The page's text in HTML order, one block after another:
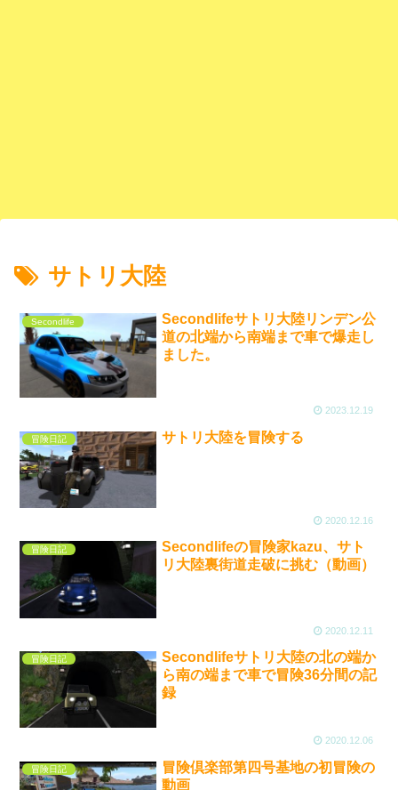
サトリ大陸
Secondlife
Secondlifeサトリ大陸リンデン公
道の北端から南端まで車で爆走し
ました。
2023.12.19
冒険日記 サトリ大陸を冒険する
2020.12.16
冒険日記
Secondlifeの冒険家kazu、サト
リ大陸裏街道走破に挑む（動画）
2020.12.11
冒険日記
Secondlifeサトリ大陸の北の端か
ら南の端まで車で冒険36分間の記
録
2020.12.06
冒険日記
冒険倶楽部第四号基地の初冒険の
動画